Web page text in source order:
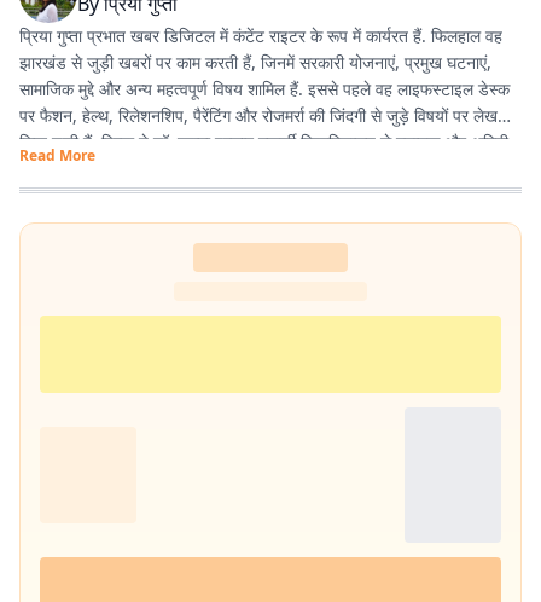
प्रिया गुप्ता प्रभात खबर डिजिटल में कंटेंट राइटर के रूप में कार्यरत हैं. फिलहाल वह
झारखंड से जुड़ी खबरों पर काम करती हैं, जिनमें सरकारी योजनाएं, प्रमुख घटनाएं,
सामाजिक मुद्दे और अन्य महत्वपूर्ण विषय शामिल हैं. इससे पहले वह लाइफस्टाइल डेस्क
पर फैशन, हेल्थ, रिलेशनशिप, पैरेंटिंग और रोजमर्रा की जिंदगी से जुड़े विषयों पर लेख
लिख चुकी हैं. प्रिया ने डॉ. श्यामा प्रसाद मुखर्जी विश्वविद्यालय से स्नातक और अमिटी
यूनिवर्सिटी से मास्टर डिग्री हासिल की है.
Read More